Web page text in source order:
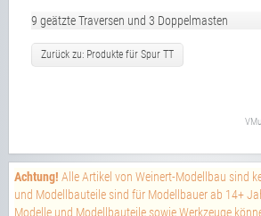
9 geätzte Traversen und 3 Doppelmasten
Zurück zu: Produkte für Spur TT
Achtung! Alle Artikel von Weinert-Modellbau sind
und Modellbauteile sind für Modellbauer ab 14+
Modelle und Modellbauteile sowie Werkzeuge